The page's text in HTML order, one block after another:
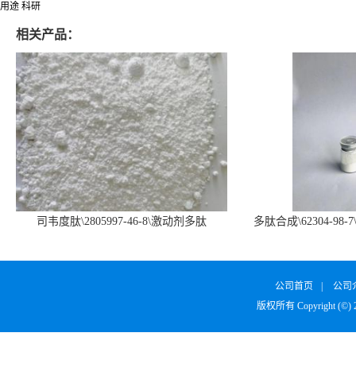
用途 科研
相关产品：
司韦度肽\2805997-46-8\激动剂多肽
多肽合成\62304-98-
公司首页
公司
版权所有 Copyright (©)